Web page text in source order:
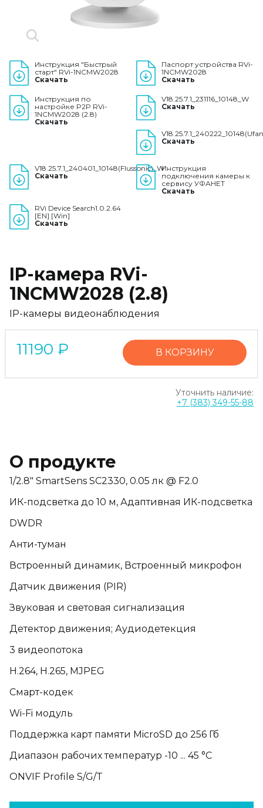
Инструкция "Быстрый
старт" RVi-1NCMW2028
Скачать
Паспорт устройства RVi-
1NCMW2028
Скачать
Инструкция по
настройке P2P RVi-
1NCMW2028 (2.8)
Скачать
V18.25.7.1_231116_10148_W
Скачать
Скачать
V18.25.7.1_240401_10148(Flussonic)_W
Скачать
Инструкция
подключения камеры к
сервису УФАНЕТ
Скачать
RVi Device Search1.0.2.64
[EN] [Win]
Скачать
IP-камера RVi-
1NCMW2028 (2.8)
IP-камеры видеонаблюдения
11190 ₽ В КОРЗИНУ
Уточнить наличие:
+7 (383) 349-55-88
О продукте
1/2.8" SmartSens SC2330, 0.05 лк @ F2.0
ИК-подсветка до 10 м, Адаптивная ИК-подсветка
DWDR
Анти-туман
Встроенный динамик, Встроенный микрофон
Датчик движения (PIR)
Звуковая и световая сигнализация
Детектор движения; Аудиодетекция
3 видеопотока
H.264, H.265, MJPEG
Смарт-кодек
Wi-Fi модуль
Поддержка карт памяти MicroSD до 256 Гб
Диапазон рабочих температур -10 ... 45 °С
ONVIF Profile S/G/T